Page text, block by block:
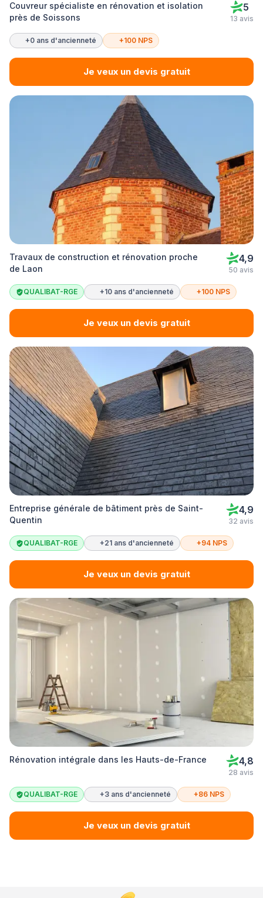
Couvreur spécialiste en rénovation et isolation
près de Soissons
5
13 avis
+0 ans d'ancienneté +100 NPS
Je veux un devis gratuit
Travaux de construction et rénovation proche
de Laon
4,9
50 avis
QUALIBAT-RGE +10 ans d'ancienneté +100 NPS
Je veux un devis gratuit
Entreprise générale de bâtiment près de Saint-
Quentin
4,9
32 avis
QUALIBAT-RGE +21 ans d'ancienneté +94 NPS
Je veux un devis gratuit
Rénovation intégrale dans les Hauts-de-France 4,8
28 avis
QUALIBAT-RGE +3 ans d'ancienneté +86 NPS
Je veux un devis gratuit